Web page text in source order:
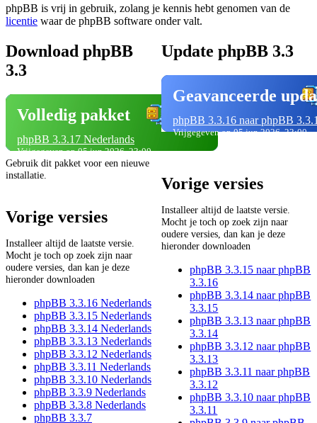
phpBB is vrij in gebruik, zolang je kennis hebt genomen van de
licentie waar de phpBB software onder valt.
Download phpBB
3.3
Volledig pakket
phpBB 3.3.17 Nederlands
Vrijgegeven op 05 jun 2026, 23:00
Gebruik dit pakket voor een nieuwe
installatie.
Vorige versies
Installeer altijd de laatste versie.
Mocht je toch op zoek zijn naar
oudere versies, dan kan je deze
hieronder downloaden
phpBB 3.3.16 Nederlands
phpBB 3.3.15 Nederlands
phpBB 3.3.14 Nederlands
phpBB 3.3.13 Nederlands
phpBB 3.3.12 Nederlands
phpBB 3.3.11 Nederlands
phpBB 3.3.10 Nederlands
phpBB 3.3.9 Nederlands
phpBB 3.3.8 Nederlands
phpBB 3.3.7
Update phpBB 3.3
Geavanceerde
phpBB 3.3.16 naar phpBB
Vrijgegeven op 05 jun 2026, 23:00
Vorige versies
Installeer altijd de laatste versie.
Mocht je toch op zoek zijn naar
oudere versies, dan kan je deze
hieronder downloaden
phpBB 3.3.15 naar phpBB
3.3.16
phpBB 3.3.14 naar phpBB
3.3.15
phpBB 3.3.13 naar phpBB
3.3.14
phpBB 3.3.12 naar phpBB
3.3.13
phpBB 3.3.11 naar phpBB
3.3.12
phpBB 3.3.10 naar phpBB
3.3.11